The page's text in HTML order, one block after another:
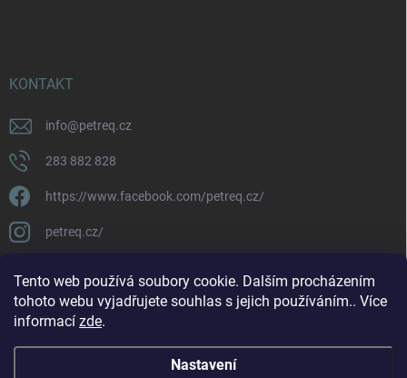
Tento web používá soubory cookie. Dalším procházením
tohoto webu vyjadřujete souhlas s jejich používáním.. Více
informací zde.
Nastavení
KONTAKT
info@petreq.cz
283 882 828
https://www.facebook.com/petreq.cz/
petreq.cz/